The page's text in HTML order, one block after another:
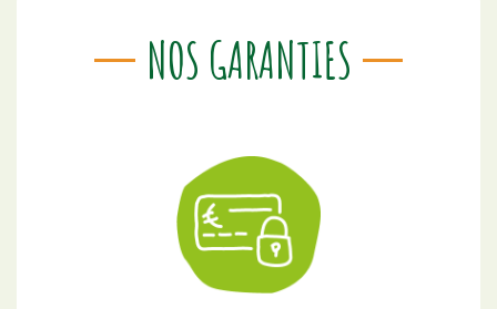
NOS GARANTIES